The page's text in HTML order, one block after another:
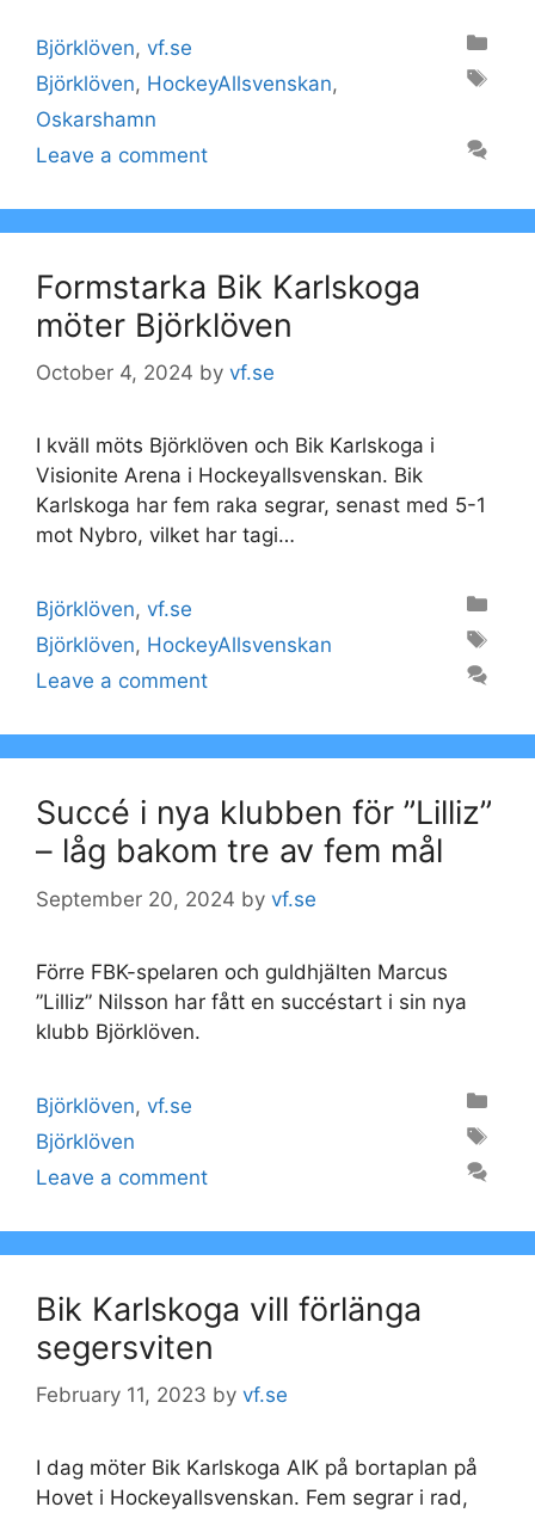
Categories
Björklöven, vf.se
Tags
Björklöven, HockeyAllsvenskan,
Oskarshamn
Leave a comment
Formstarka Bik Karlskoga
möter Björklöven
October 4, 2024 by vf.se
I kväll möts Björklöven och Bik Karlskoga i
Visionite Arena i Hockeyallsvenskan. Bik
Karlskoga har fem raka segrar, senast med 5-1
mot Nybro, vilket har tagi…
Categories
Björklöven, vf.se
Tags
Björklöven, HockeyAllsvenskan
Leave a comment
Succé i nya klubben för ”Lilliz”
– låg bakom tre av fem mål
September 20, 2024 by vf.se
Förre FBK-spelaren och guldhjälten Marcus
”Lilliz” Nilsson har fått en succéstart i sin nya
klubb Björklöven.
Categories
Björklöven, vf.se
Tags
Björklöven
Leave a comment
Bik Karlskoga vill förlänga
segersviten
February 11, 2023 by vf.se
I dag möter Bik Karlskoga AIK på bortaplan på
Hovet i Hockeyallsvenskan. Fem segrar i rad,